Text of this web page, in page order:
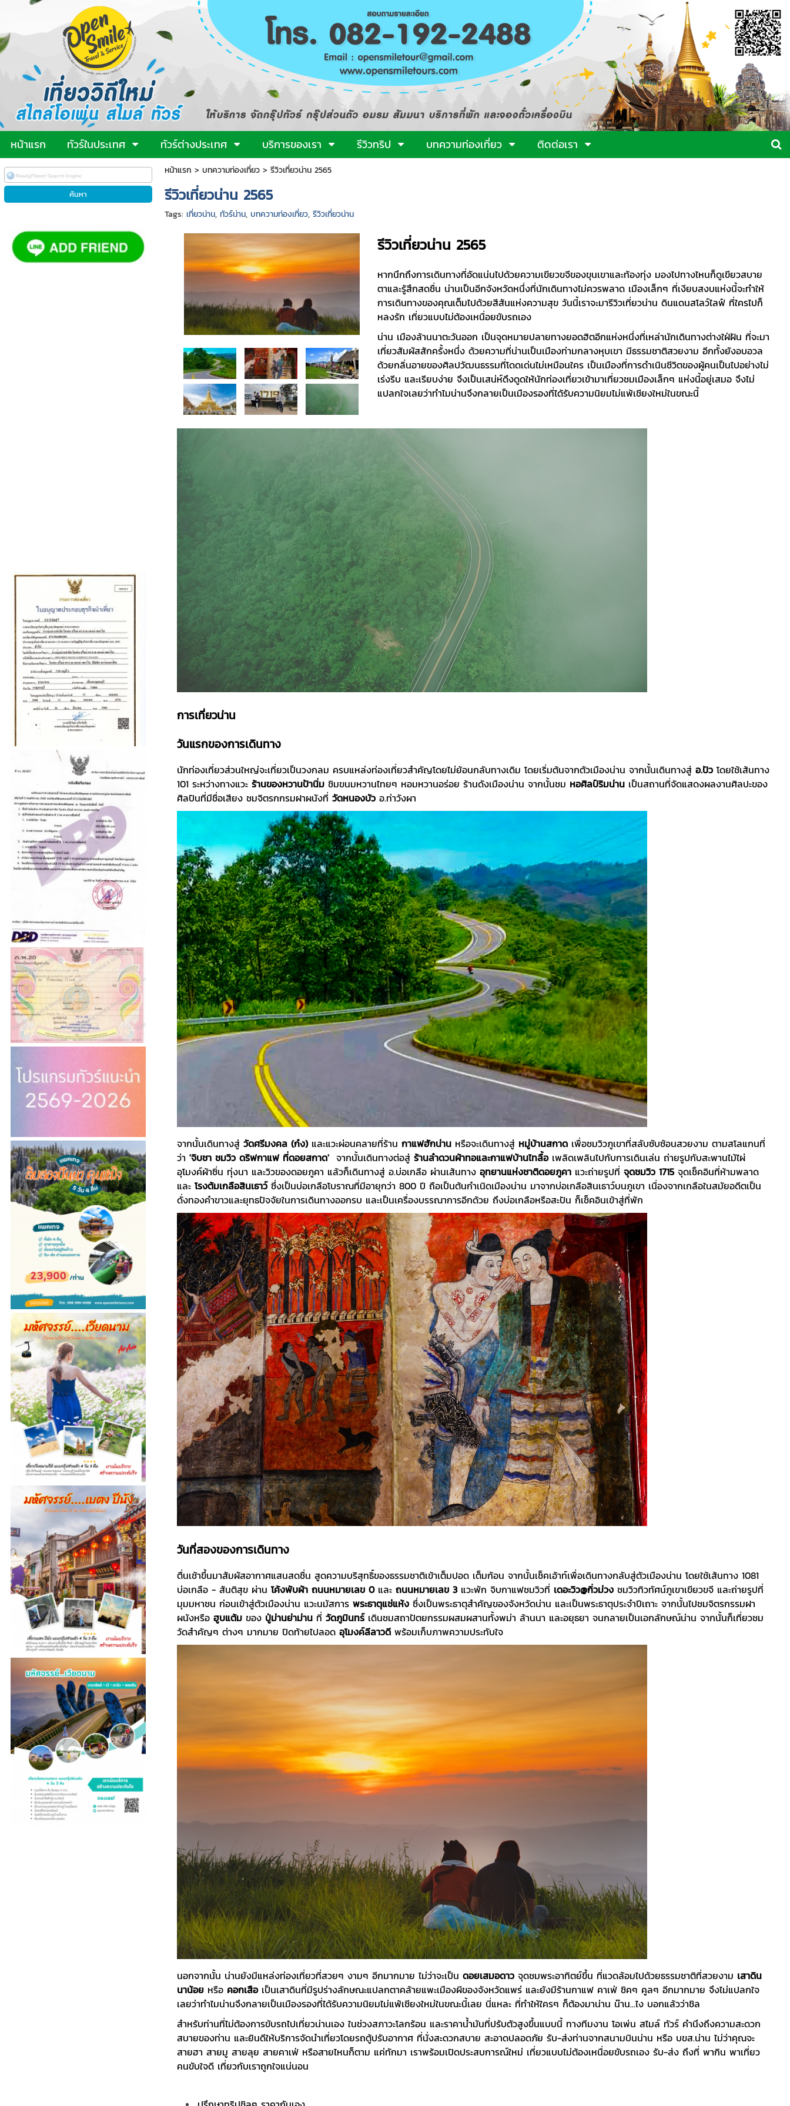
หน้าแรก ทัวร์ในประเทศ ทัวร์ต่างประเทศ บริการของเรา รีวิวทริป บทความท่องเที่ยว ติดต่อเรา
หน้าแรก > บทความท่องเที่ยว> รีวิวเที่ยวน่าน 2565
รีวิวเที่ยวน่าน 2565
Tags: เที่ยวน่าน,ทัวร์น่าน,บทความท่องเที่ยว,รีวิวเที่ยวน่าน
รีวิวเที่ยวน่าน 2565
หากนึกถึงการเดินทางที่อัดแน่นไปด้วยความเขียวขจีของขุนเขาและท้องทุ่ง มองไปทางไหนก็ดูเขียวสบาย
ตาและรู้สึกสดชื่น น่านเป็นอีกจังหวัดหนึ่งที่นักเดินทางไม่ควรพลาด เมืองเล็กๆ ที่เงียบสงบแห่งนี้จะทำให้
การเดินทางของคุณเต็มไปด้วยสีสันแห่งความสุข วันนี้เราจะมารีวิวเที่ยวน่าน ดินแดนสโลว์ไลฟ์ ที่ใครไปก็
หลงรัก เที่ยวแบบไม่ต้องเหนื่อยขับรถเอง
น่าน เมืองล้านนาตะวันออก เป็นจุดหมายปลายทางยอดฮิตอีกแห่งหนึ่งที่เหล่านักเดินทางต่างใฝ่ฝัน ที่จะมา
เที่ยวสัมผัสสักครั้งหนึ่ง ด้วยความที่น่านเป็นเมืองท่ามกลางหุบเขา มีธรรมชาติสวยงาม อีกทั้งยังอบอวล
ด้วยกลิ่นอายของศิลปวัฒนธรรมที่โดดเด่นไม่เหมือนใคร เป็นเมืองที่การดำเนินชีวิตของผู้คนเป็นไปอย่างไม่
เร่งรีบ และเรียบง่าย จึงเป็นเสน่ห์ดึงดูดให้นักท่องเที่ยวเข้ามาเที่ยวชมเมืองเล็กๆ แห่งนี้อยู่เสมอ จึงไม่
แปลกใจเลยว่าทำไมน่านจึงกลายเป็นเมืองรองที่ได้รับความนิยมไม่แพ้เชียงใหม่ในขณะนี้
การเที่ยวน่าน
วันแรกของการเดินทาง
นักท่องเที่ยวส่วนใหญ่จะเที่ยวเป็นวงกลม ครบแหล่งท่องเที่ยวสำคัญโดยไม่ย้อนกลับทางเดิม โดยเริ่มต้นจากตัวเมืองน่าน จากนั้นเดินทางสู่อ.ปัว โดยใช้เส้นทาง
101 ระหว่างทางแวะร้านของหวานป้านิ่ม ชิมขนมหวานไทยๆ หอมหวานอร่อย ร้านดังเมืองน่าน จากนั้นชม หอศิลป์ริมน่าน เป็นสถานที่จัดแสดงผลงานศิลปะของ
ศิลปินที่มีชื่อเสียง ชมจิตรกกรมฝาผนังที่วัดหนองบัว อ.ท่าวังผา
จากนั้นเดินทางสู่วัดศรีมงคล (ก๋ง)และแวะผ่อนคลายที่ร้านกาแฟฮักน่าน หรือจะเดินทางสู่ หมู่บ้านสกาด เพื่อชมวิวภูเขาที่สลับซับซ้อนสวยงาม ตามสโลแกนที่
ว่า'จิบชา ชมวิว ดริฟกาแฟ ที่ดอยสกาด' จากนั้นเดินทางต่อสู่ร้านลำดวนผ้าทอและกาแฟบ้านไทลื้อเพลิดเพลินไปกับการเดินเล่น ถ่ายรูปกับสะพานไม้ไผ่
อุโมงค์ผ้าซิ่น ทุ่งนา และวิวของดอยภูคา แล้วก็เดินทางสู่ อ.บ่อเกลือ ผ่านเส้นทางอุทยานแห่งชาติดอยภูคา แวะถ่ายรูปที่จุดชมวิว 1715จุดเช็คอินที่ห้ามพลาด
และโรงต้มเกลือสินเธาว์ซึ่งเป็นบ่อเกลือโบราณที่มีอายุกว่า 800 ปี ถือเป็นต้นกำเนิดเมืองน่าน มาจากบ่อเกลือสินเธาว์บนภูเขา เนื่องจากเกลือในสมัยอดีตเป็น
ดั่งทองคำขาวและยุทธปัจจัยในการเดินทางออกรบ และเป็นเครื่องบรรณาการอีกด้วย ถึงบ่อเกลือหรือสะปัน ก็เช็คอินเข้าสู่ที่พัก
วันที่สองของการเดินทาง
ตื่นเช้าขึ้นมาสัมผัสอากาศแสนสดชื่น สูดความบริสุทธิ์ของธรรมชาติเข้าเต็มปอด เต็มก้อน จากนั้นเช็คเอ้าท์เพื่อเดินทางกลับสู่ตัวเมืองน่าน โดยใช้เส้นทาง 1081
บ่อเกลือ - สันติสุข ผ่านโค้งพับผ้า ถนนหมายเลข 0และถนนหมายเลข 3 แวะพัก จิบกาแฟชมวิวที่ เดอะวิว@กิ่วม่วง ชมวิวทิวทัศน์ภูเขาเขียวขจี และถ่ายรูปที่
มุมมหาชน ก่อนเข้าสู่ตัวเมืองน่าน แวะนมัสการพระธาตุแช่แห้ง ซึ่งเป็นพระธาตุสำคัญของจังหวัดน่าน และเป็นพระธาตุประจำปีเถาะ จากนั้นไปชมจิตรกรรมฝา
ผนังหรือฮูบแต้ม ของ ปู่ม่านย่าม่าน ที่ วัดภูมินทร์เดินชมสถาปัตยกรรมผสมผสานทั้งพม่า ล้านนา และอยุธยา จนกลายเป็นเอกลักษณ์น่าน จากนั้นก็เที่ยวชม
วัดสำคัญๆ ต่างๆ มากมาย ปิดท้ายไปลอดอุโมงค์ลีลาวดี พร้อมเก็บภาพความประทับใจ
นอกจากนั้น น่านยังมีแหล่งท่องเที่ยวที่สวยๆ งามๆ อีกมากมาย ไม่ว่าจะเป็นดอยเสมอดาว จุดชมพระอาทิตย์ขึ้น ที่แวดล้อมไปด้วยธรรมชาติที่สวยงาม เสาดิน
นาน้อย หรือ คอกเสือเป็นเสาดินที่มีรูปร่างลักษณะแปลกตาคล้ายแพะเมืองผีของจังหวัดแพร่ และยังมีร้านกาแฟ คาเฟ่ ชิคๆ คูลๆ อีกมากมาย จึงไม่แปลกใจ
เลยว่าทำไมน่านจึงกลายเป็นเมืองรองที่ได้รับความนิยมไม่แพ้เชียงใหม่ในขณะนี้เลย นี่แหละ ที่ทำให้ใครๆ ก็ต้องมาน่าน น๊าน...ไง บอกแล้วว่าชิล
สำหรับท่านที่ไม่ต้องการขับรถไปเที่ยวน่านเองในช่วงสภาวะโลกร้อน และราคาน้ำมันที่ปรับตัวสูงขึ้นแบบนี้ ทางทีมงาน โอเพ่น สไมล์ ทัวร์ คำนึงถึงความสะดวก
สบายของท่าน และยินดีให้บริการจัดนำเที่ยวโดยรถตู้ปรับอากาศ ที่นั่งสะดวกสบาย สะอาดปลอดภัย รับ-ส่งท่านจากสนามบินน่าน หรือ บขส.น่าน ไม่ว่าคุณจะ
สายฮา สายมู สายลุย สายคาเฟ่ หรือสายไหนก็ตาม แค่ทักมา เราพร้อมเปิดประสบการณ์ใหม่ เที่ยวแบบไม่ต้องเหนื่อยขับรถเอง รับ-ส่ง ถึงที่ พากิน พาเที่ยว
คนขับใจดี เที่ยวกับเราถูกใจแน่นอน